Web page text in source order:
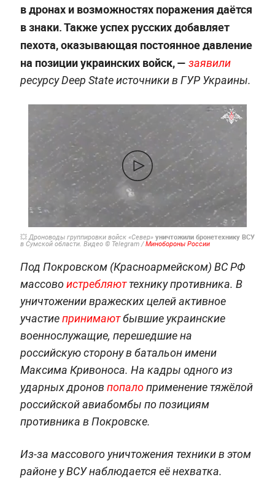
в дронах и возможностях поражения даётся
в знаки. Также успех русских добавляет
пехота, оказывающая постоянное давление
на позиции украинских войск, — заявили
ресурсу Deep State источники в ГУР Украины.
💥 Дроноводы группировки войск «Север» уничтожили бронетехнику ВСУ
в Сумской области. Видео © Telegram /Минобороны России
Под Покровском (Красноармейском) ВС РФ
массовоистребляюттехнику противника. В
уничтожении вражеских целей активное
участиепринимаютбывшие украинские
военнослужащие, перешедшие на
российскую сторону в батальон имени
Максима Кривоноса. На кадры одного из
ударных дронов попалоприменение тяжёлой
российской авиабомбы по позициям
противника в Покровске.
Из-за массового уничтожения техники в этом
районе у ВСУ наблюдается её нехватка.